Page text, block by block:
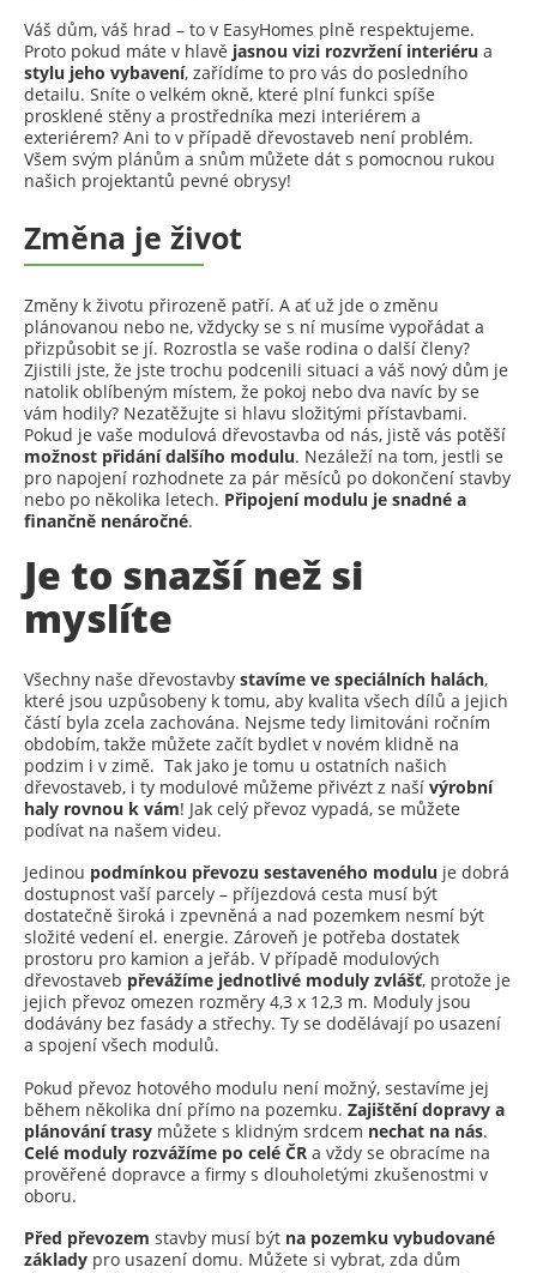
Váš dům, váš hrad – to v EasyHomes plně respektujeme.
Proto pokud máte v hlavě jasnou vizi rozvržení interiéru a
stylu jeho vybavení, zařídíme to pro vás do posledního
detailu. Sníte o velkém okně, které plní funkci spíše
prosklené stěny a prostředníka mezi interiérem a
exteriérem? Ani to v případě dřevostaveb není problém.
Všem svým plánům a snům můžete dát s pomocnou rukou
našich projektantů pevné obrysy!
Změna je život
Změny k životu přirozeně patří. A ať už jde o změnu
plánovanou nebo ne, vždycky se s ní musíme vypořádat a
přizpůsobit se jí. Rozrostla se vaše rodina o další členy?
Zjistili jste, že jste trochu podcenili situaci a váš nový dům je
natolik oblíbeným místem, že pokoj nebo dva navíc by se
vám hodily? Nezatěžujte si hlavu složitými přístavbami.
Pokud je vaše modulová dřevostavba od nás, jistě vás potěší
možnost přidání dalšího modulu. Nezáleží na tom, jestli se
pro napojení rozhodnete za pár měsíců po dokončení stavby
nebo po několika letech. Připojení modulu je snadné a
finančně nenáročné.
Je to snazší než si
myslíte
Všechny naše dřevostavby stavíme ve speciálních halách,
které jsou uzpůsobeny k tomu, aby kvalita všech dílů a jejich
částí byla zcela zachována. Nejsme tedy limitováni ročním
obdobím, takže můžete začít bydlet v novém klidně na
podzim i v zimě. Tak jako je tomu u ostatních našich
dřevostaveb, i ty modulové můžeme přivézt z naší výrobní
haly rovnou k vám! Jak celý převoz vypadá, se můžete
podívat na našem videu.
Jedinou podmínkou převozu sestaveného modulu je dobrá
dostupnost vaší parcely – příjezdová cesta musí být
dostatečně široká i zpevněná a nad pozemkem nesmí být
složité vedení el. energie. Zároveň je potřeba dostatek
prostoru pro kamion a jeřáb. V případě modulových
dřevostaveb převážíme jednotlivé moduly zvlášť, protože je
jejich převoz omezen rozměry 4,3 x 12,3 m. Moduly jsou
dodávány bez fasády a střechy. Ty se dodělávají po usazení
a spojení všech modulů.
Pokud převoz hotového modulu není možný, sestavíme jej
během několika dní přímo na pozemku. Zajištění dopravy a
plánování trasy můžete s klidným srdcem nechat na nás.
Celé moduly rozvážíme po celé ČR a vždy se obracíme na
prověřené dopravce a firmy s dlouholetými zkušenostmi v
oboru.
Před převozem stavby musí být na pozemku vybudované
základy pro usazení domu. Můžete si vybrat, zda dům